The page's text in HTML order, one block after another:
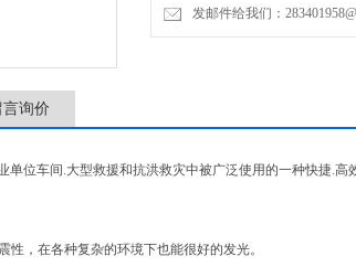
发邮件给我们：
言询价
单位车间.大型救援和抗洪救灾中被广泛使用的一种快捷.
，在各种复杂的环境下也能很好的发光。